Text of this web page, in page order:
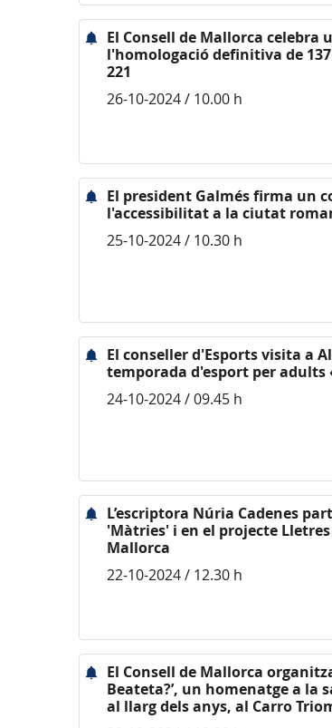
El Consell de Mallorca celebra
l'homologació definitiva de 137
221
26-10-2024 / 10.00 h
El president Galmés firma un
l'accessibilitat a la ciutat
25-10-2024 / 10.30 h
El conseller d'Esports visita a
temporada d'esport per adults
24-10-2024 / 09.45 h
L’escriptora Núria Cadenes
'Màtries' i en el projecte
Mallorca
22-10-2024 / 12.30 h
El Consell de Mallorca
Beateta?’, un homenatge a la
al llarg dels anys, al Carro